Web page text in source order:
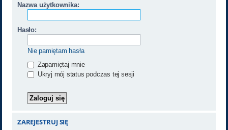
Nazwa użytkownika:
Hasło:
Nie pamiętam hasła
Zapamiętaj mnie
Ukryj mój status podczas tej sesji
ZAREJESTRUJ SIĘ